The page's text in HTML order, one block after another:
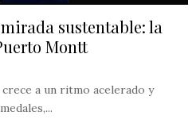
sustentable: la
Montt
a un ritmo acelerado y